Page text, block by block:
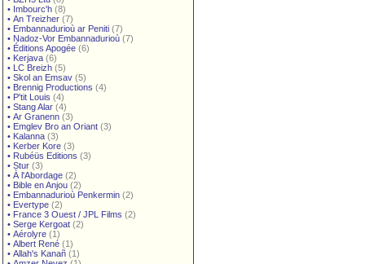
• Imbourc'h (8)
• An Treizher (7)
• Embannadurioù ar Peniti (7)
• Nadoz-Vor Embannadurioù (7)
• Éditions Apogée (6)
• Kerjava (6)
• LC Breizh (5)
• Skol an Emsav (5)
• Brennig Productions (4)
• P'tit Louis (4)
• Stang Alar (4)
• Ar Granenn (3)
• Emglev Bro an Oriant (3)
• Kalanna (3)
• Kerber Kore (3)
• Rubéüs Editions (3)
• Stur (3)
• À l'Abordage (2)
• Bible en Anjou (2)
• Embannadurioù Penkermin (2)
• Evertype (2)
• France 3 Ouest / JPL Films (2)
• Serge Kergoat (2)
• Aérolyre (1)
• Albert René (1)
• Allah's Kanañ (1)